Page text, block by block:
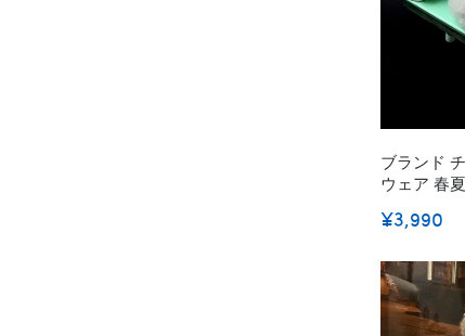
ブランド
ウェア 春
服 動き安
¥3,990